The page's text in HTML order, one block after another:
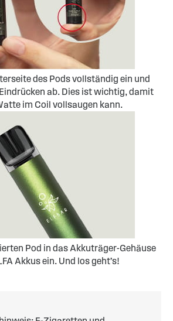
des Pods vollständig ein und
ab. Dies ist wichtig, damit
im Coil vollsaugen kann.
Pod in das Akkuträger-Gehäuse
Akkus ein. Und los geht’s!